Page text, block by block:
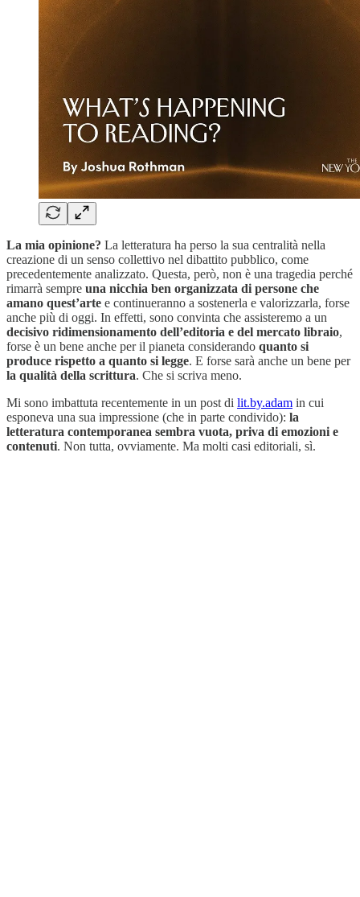
La mia opinione? La letteratura ha perso la sua centralità nella
creazione di un senso collettivo nel dibattito pubblico, come
precedentemente analizzato. Questa, però, non è una tragedia perché
rimarrà sempre una nicchia ben organizzata di persone che
amano quest’arte e continueranno a sostenerla e valorizzarla, forse
anche più di oggi. In effetti, sono convinta che assisteremo a un
decisivo ridimensionamento dell’editoria e del mercato libraio,
forse è un bene anche per il pianeta considerando quanto si
produce rispetto a quanto si legge. E forse sarà anche un bene per
la qualità della scrittura. Che si scriva meno.
Mi sono imbattuta recentemente in un post di lit.by.adam in cui
esponeva una sua impressione (che in parte condivido): la
letteratura contemporanea sembra vuota, priva di emozioni e
contenuti. Non tutta, ovviamente. Ma molti casi editoriali, sì.